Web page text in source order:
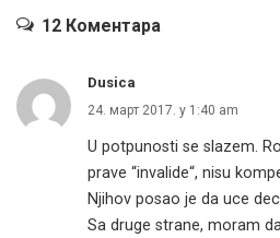
12 Коментара
Dusica
24. март 2017. у 1:40 am
U potpunosti se slazem.
prave “invalide“, nisu
Njihov posao je da uce
Sa druge strane, moram